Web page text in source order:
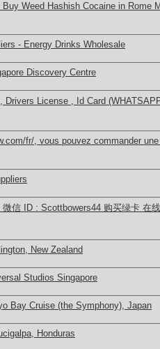
Weed Hashish Cocaine in Rome
- Energy Drinks Wholesale
Discovery Centre
Drivers License , Id Card
fr/, vous pouvez commander
信 ID : Scottbowers44 购买绿卡 在
New Zealand
Studios Singapore
Bay Cruise (the Symphony), Japan
Honduras